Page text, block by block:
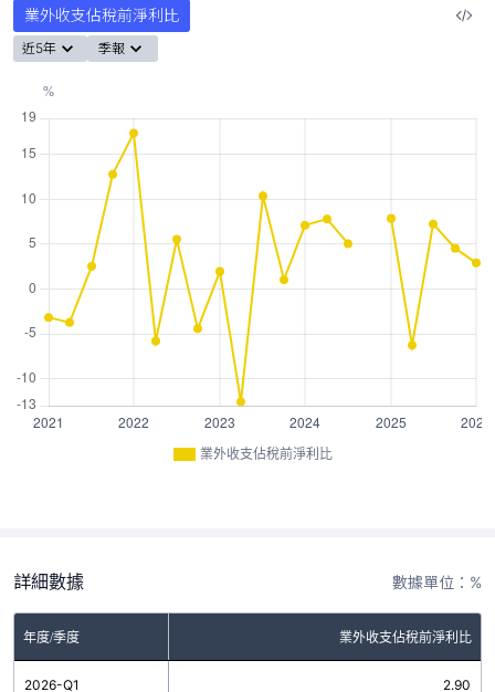
業外收支佔稅前淨利比
近5年 季報
業外收支佔稅前淨利比
詳細數據 數據單位：%
年度/季度 業外收支佔稅前淨利比
2026-Q1 2.90